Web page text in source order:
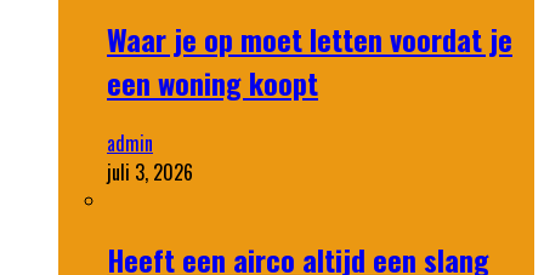
Waar je op moet letten voordat je
een woning koopt
admin
juli 3, 2026
Heeft een airco altijd een slang